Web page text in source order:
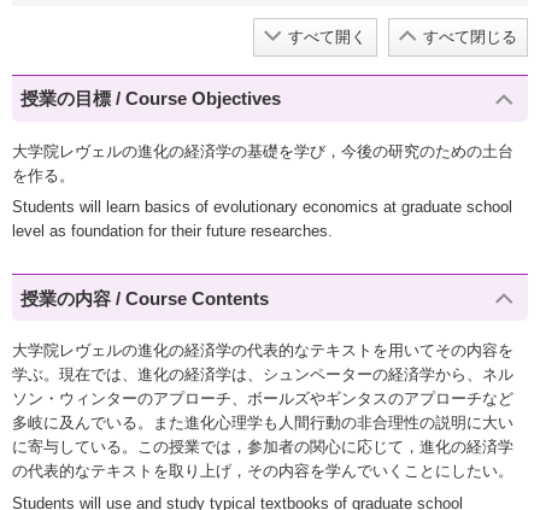
すべて開く すべて閉じる
授業の目標 / Course Objectives
大学院レヴェルの進化の経済学の基礎を学び，今後の研究のための土台
を作る。
Students will learn basics of evolutionary economics at graduate school
level as foundation for their future researches.
授業の内容 / Course Contents
大学院レヴェルの進化の経済学の代表的なテキストを用いてその内容を
学ぶ。現在では、進化の経済学は、シュンペーターの経済学から、ネル
ソン・ウィンターのアプローチ、ボールズやギンタスのアプローチなど
多岐に及んでいる。また進化心理学も人間行動の非合理性の説明に大い
に寄与している。この授業では，参加者の関心に応じて，進化の経済学
の代表的なテキストを取り上げ，その内容を学んでいくことにしたい。
Students will use and study typical textbooks of graduate school